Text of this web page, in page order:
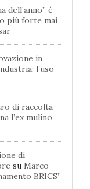
dell’anno” è
più forte mai
in
l’uso
di raccolta
l’ex mulino
di
su Marco
BRICS”